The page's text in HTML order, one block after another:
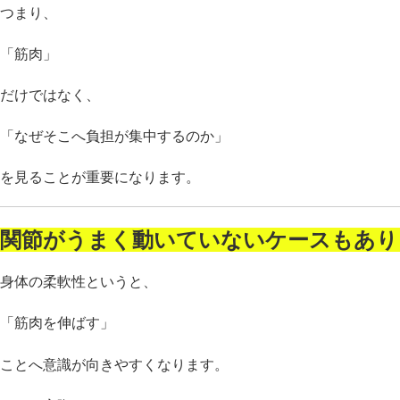
つまり、
「筋肉」
だけではなく、
「なぜそこへ負担が集中するのか」
を見ることが重要になります。
関節がうまく動いていないケースもあ
身体の柔軟性というと、
「筋肉を伸ばす」
ことへ意識が向きやすくなります。